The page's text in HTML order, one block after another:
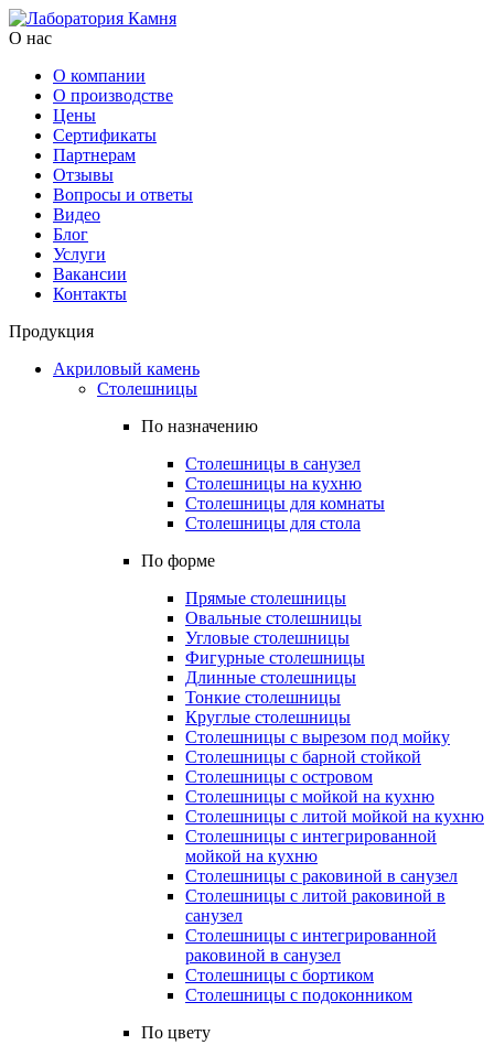
О нас
О компании
О производстве
Цены
Cертификаты
Партнерам
Отзывы
Вопросы и ответы
Видео
Блог
Услуги
Вакансии
Контакты
Продукция
Акриловый камень
Столешницы
По назначению
Столешницы в санузел
Столешницы на кухню
Столешницы для комнаты
Столешницы для стола
По форме
Прямые столешницы
Овальные столешницы
Угловые столешницы
Фигурные столешницы
Длинные столешницы
Тонкие столешницы
Круглые столешницы
Столешницы с вырезом под мойку
Столешницы с барной стойкой
Столешницы с островом
Столешницы с мойкой на кухню
Столешницы с литой мойкой на кухню
Столешницы с интегрированной
мойкой на кухню
Столешницы с раковиной в санузел
Столешницы с литой раковиной в
санузел
Столешницы с интегрированной
раковиной в санузел
Столешницы с бортиком
Столешницы с подоконником
По цвету